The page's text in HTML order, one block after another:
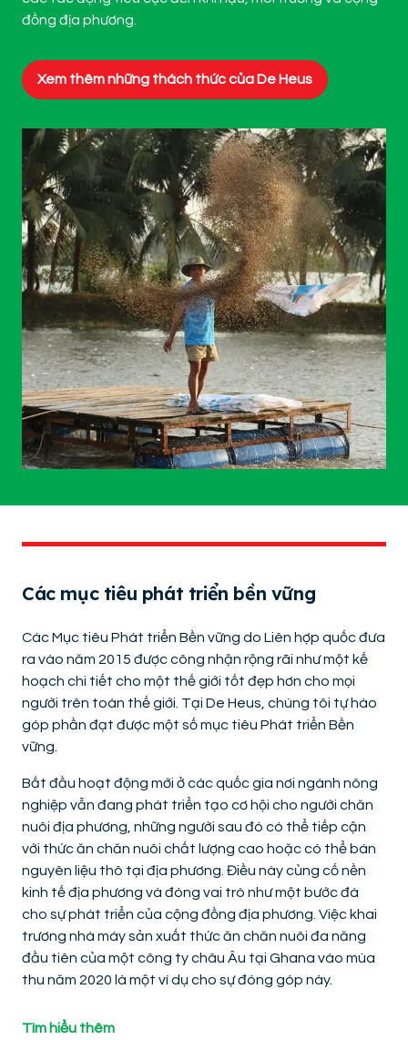
đồng địa phương.
Xem thêm những thách thức của De Heus
Các mục tiêu phát triển bền vững
Các Mục tiêu Phát triển Bền vững do Liên hợp quốc đưa
ra vào năm 2015 được công nhận rộng rãi như một kế
hoạch chi tiết cho một thế giới tốt đẹp hơn cho mọi
người trên toàn thế giới. Tại De Heus, chúng tôi tự hào
góp phần đạt được một số mục tiêu Phát triển Bền
vững.
Bắt đầu hoạt động mới ở các quốc gia nơi ngành nông
nghiệp vẫn đang phát triển tạo cơ hội cho người chăn
nuôi địa phương, những người sau đó có thể tiếp cận
với thức ăn chăn nuôi chất lượng cao hoặc có thể bán
nguyên liệu thô tại địa phương. Điều này củng cố nền
kinh tế địa phương và đóng vai trò như một bước đà
cho sự phát triển của cộng đồng địa phương. Việc khai
trương nhà máy sản xuất thức ăn chăn nuôi đa năng
đầu tiên của một công ty châu Âu tại Ghana vào mùa
thu năm 2020 là một ví dụ cho sự đóng góp này.
Tìm hiểu thêm